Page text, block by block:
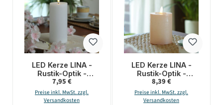
LED Kerze LINA -
Rustik-Optik -
Echtwachs - 3D
Flamme - H: 15cm - D:
7cm - Batterie - Timer
Regulärer Preis:
7,95 €
Preise inkl. MwSt. zzgl.
Versandkosten
LED Kerze LINA -
Rustik-Optik -
Echtwachs - 3D
Flamme - H: 11cm - D:
7cm - Batterie - Timer
Regulärer Preis:
8,39 €
Preise inkl. MwSt. zzgl.
Versandkosten